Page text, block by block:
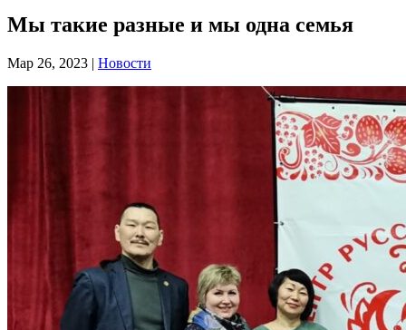
Мы такие разные и мы одна семья
Мар 26, 2023 | Новости